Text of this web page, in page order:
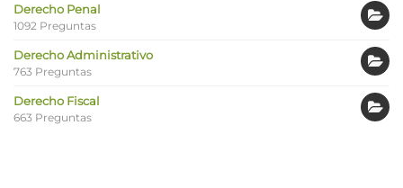
Derecho Penal
1092 Preguntas
Derecho Administrativo
763 Preguntas
Derecho Fiscal
663 Preguntas